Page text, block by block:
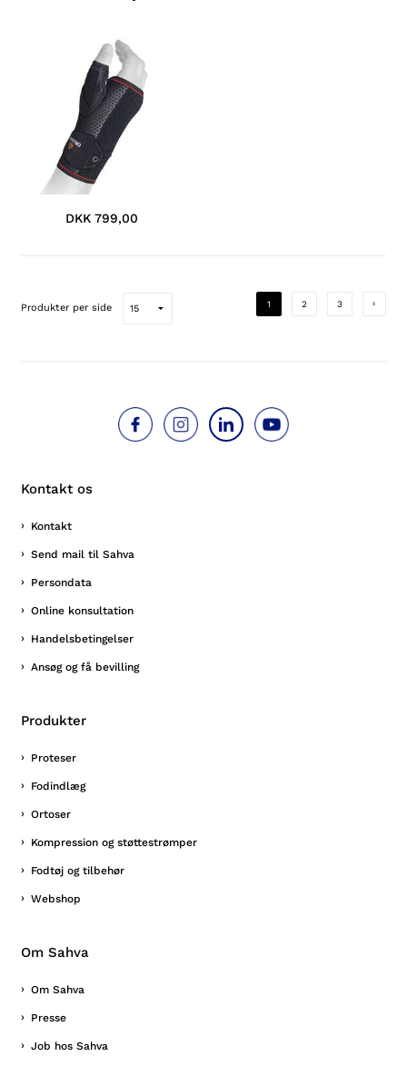
DKK 799,00
Produkter per side 1 2 3 ›
Kontakt os
Kontakt
Send mail til Sahva
Persondata
Online konsultation
Handelsbetingelser
Ansøg og få bevilling
Produkter
Proteser
Fodindlæg
Ortoser
Kompression og støttestrømper
Fodtøj og tilbehør
Webshop
Om Sahva
Om Sahva
Presse
Job hos Sahva